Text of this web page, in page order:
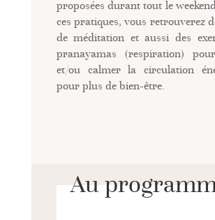
proposées durant tout le
ces pratiques, vous retrouverez
de méditation et aussi des
pranayamas (respiration)
et/ou calmer la circulation
pour plus de bien-être.
Au